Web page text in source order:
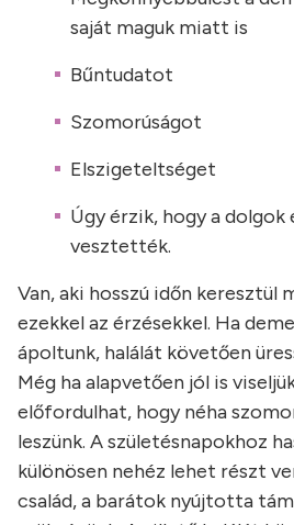
saját maguk miatt is
Bűntudatot
Szomorúságot
Elszigeteltséget
Úgy érzik, hogy a
vesztették.
Van, aki hosszú időn keresztül
ezekkel az érzésekkel. Ha
ápoltunk, halálát követően
Még ha alapvetően jól is
előfordulhat, hogy néha
leszünk. A születésnapokhoz
különösen nehéz lehet részt
család, a barátok nyújtotta